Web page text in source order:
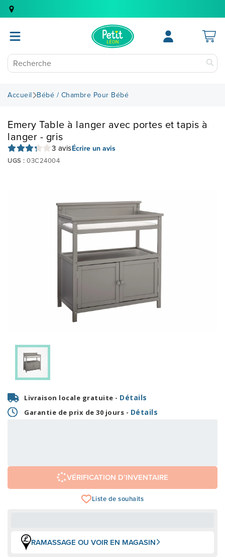
Accueil Bébé / Chambre Pour Bébé
Emery Table à langer avec portes et tapis à
langer - gris
3 avisÉcrire un avis
UGS : 03C24004
Livraison locale gratuite - Détails
Garantie de prix de 30 jours - Détails
VÉRIFICATION D’INVENTAIRE
Liste de souhaits
RAMASSAGE OU VOIR EN MAGASIN